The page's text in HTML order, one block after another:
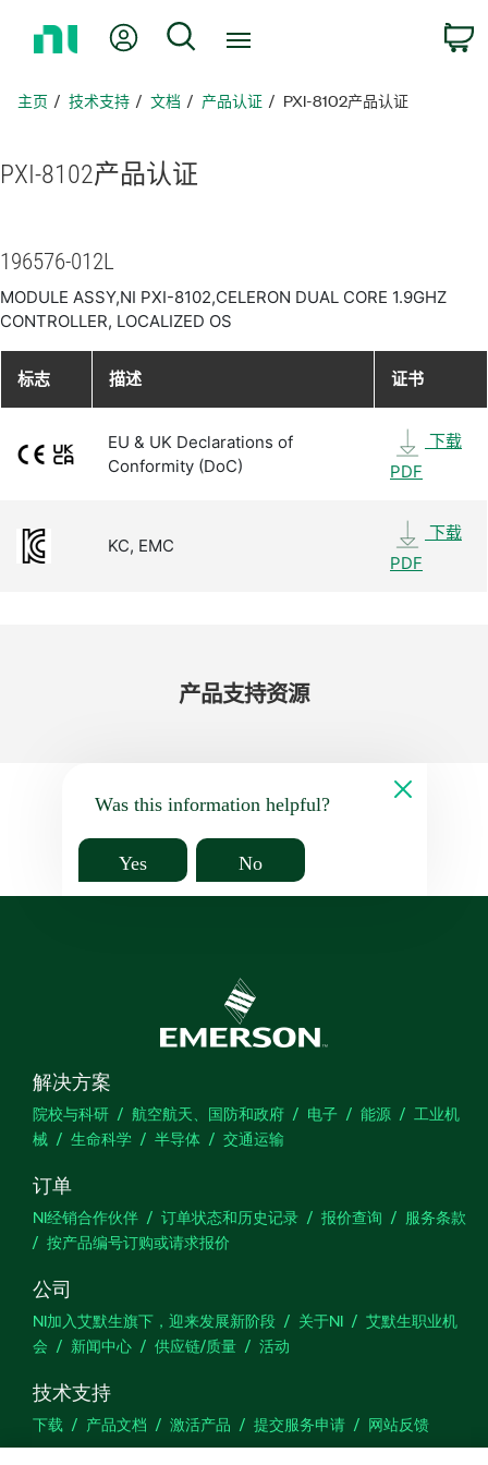
页
我的账户 搜索
主页 技术支持 文档 产品认证 PXI-8102产品认证
PXI-8102产品认证
196576-012L
MODULE ASSY,NI PXI-8102,CELERON DUAL CORE 1.9GHZ
CONTROLLER, LOCALIZED OS
标志 描述 证书
EU & UK Declarations of
Conformity (DoC)
下载
PDF
KC, EMC
下载
PDF
产品​支持​资源
Was this information helpful?
Yes No
解决方案
院校与科研 航空航天、国防和政府 电子 能源
工业机
械
生命科学 半导体 交通运输
订单
NI经销合作伙伴 订单状态和历史记录 报价查询
服务条款
按产品编号订购或请求报价
公司
NI加入艾默生旗下，迎来发展新阶段 关于NI
艾默生职业机
会
新闻中心 供应链/质量 活动
技术支持
下载 产品文档 激活产品 提交服务申请 网站反馈